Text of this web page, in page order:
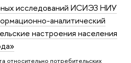
исследований ИСИЭЗ НИУ
аналитический
настроения населения
относительно потребительских